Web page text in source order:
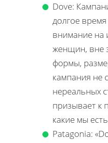
Dove:
долгое
внимание на
женщин, вне
формы,
кампания не
нереальных
призывает к
какие мы
Patagonia: